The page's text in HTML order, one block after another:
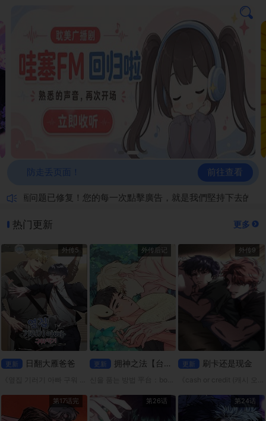
防走丢页面！ 前往查看
画问题已修复！您的每一次點擊廣告，就是我們堅持下去的動力！
热门更新 更多
更新 日翻大雁爸爸
外传5
更新 拥神之法【台版无码】
外传后记
更新 刷卡还是现金
外传9
第17话完 第26话 第24话